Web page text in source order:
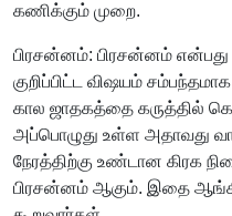
கணிக்கும் முறை.
பிரசன்னம்: பிரசன்னம்
குறிப்பிட்ட விஷயம்
கால ஜாதகத்தை கருத்தில்
அப்பொழுது உள்ள அதாவது
நேரத்திற்கு உண்டான கிரக
பிரசன்னம் ஆகும். இதை